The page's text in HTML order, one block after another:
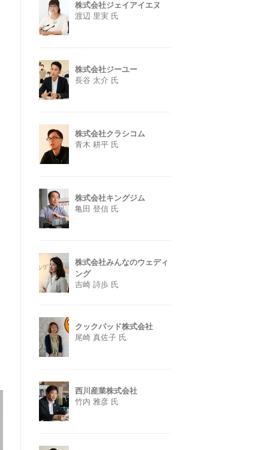
株式会社ジェイアイエヌ
渡辺 里実 氏
株式会社ジーユー
長谷 太介 氏
株式会社クラシコム
青木 耕平 氏
株式会社キングジム
亀田 登信 氏
株式会社みんなのウェディ
ング
吉崎 詩歩 氏
クックパッド株式会社
尾崎 真佐子 氏
西川産業株式会社
竹内 雅彦 氏